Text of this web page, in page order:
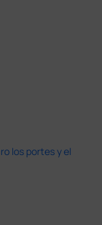
los portes y el